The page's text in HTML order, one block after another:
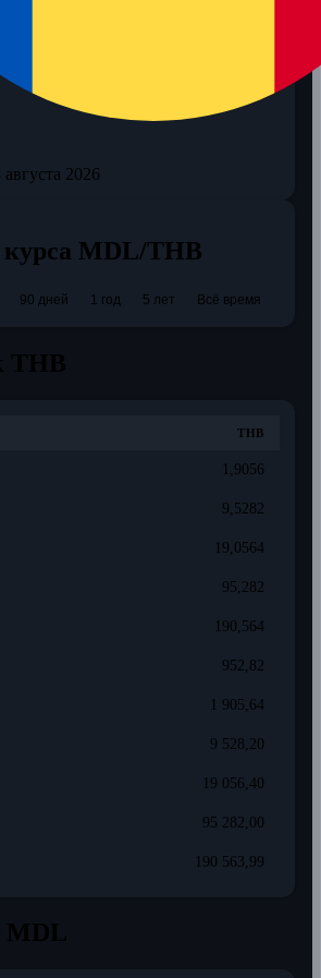
2026
MDL/THB
90 дней 1 год 5 лет Всё время
THB
1,9056
9,5282
19,0564
95,282
190,564
952,82
1 905,64
9 528,20
19 056,40
95 282,00
190 563,99